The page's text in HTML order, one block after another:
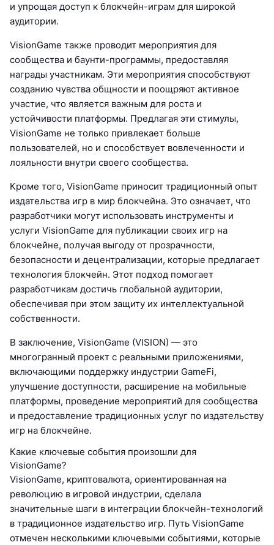
и упрощая доступ к блокчейн-играм для широкой
аудитории.
VisionGame также проводит мероприятия для
сообщества и баунти-программы, предоставляя
награды участникам. Эти мероприятия способствуют
созданию чувства общности и поощряют активное
участие, что является важным для роста и
устойчивости платформы. Предлагая эти стимулы,
VisionGame не только привлекает больше
пользователей, но и способствует вовлеченности и
лояльности внутри своего сообщества.
Кроме того, VisionGame приносит традиционный опыт
издательства игр в мир блокчейна. Это означает, что
разработчики могут использовать инструменты и
услуги VisionGame для публикации своих игр на
блокчейне, получая выгоду от прозрачности,
безопасности и децентрализации, которые предлагает
технология блокчейн. Этот подход помогает
разработчикам достичь глобальной аудитории,
обеспечивая при этом защиту их интеллектуальной
собственности.
В заключение, VisionGame (VISION) — это
многогранный проект с реальными приложениями,
включающими поддержку индустрии GameFi,
улучшение доступности, расширение на мобильные
платформы, проведение мероприятий для сообщества
и предоставление традиционных услуг по издательству
игр на блокчейне.
Какие ключевые события произошли для
VisionGame?
VisionGame, криптовалюта, ориентированная на
революцию в игровой индустрии, сделала
значительные шаги в интеграции блокчейн-технологий
в традиционное издательство игр. Путь VisionGame
отмечен несколькими ключевыми событиями, которые